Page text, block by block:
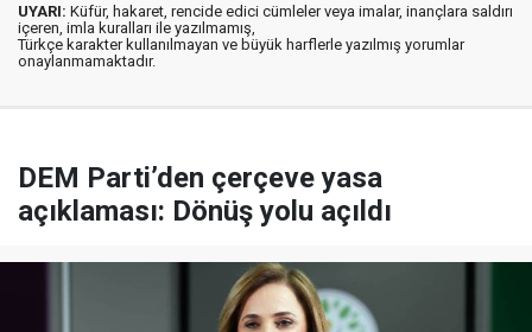
UYARI: Küfür, hakaret, rencide edici cümleler veya imalar, inançlara saldırı
içeren, imla kuralları ile yazılmamış,
Türkçe karakter kullanılmayan ve büyük harflerle yazılmış yorumlar
onaylanmamaktadır.
DEM Parti’den çerçeve yasa
açıklaması: Dönüş yolu açıldı